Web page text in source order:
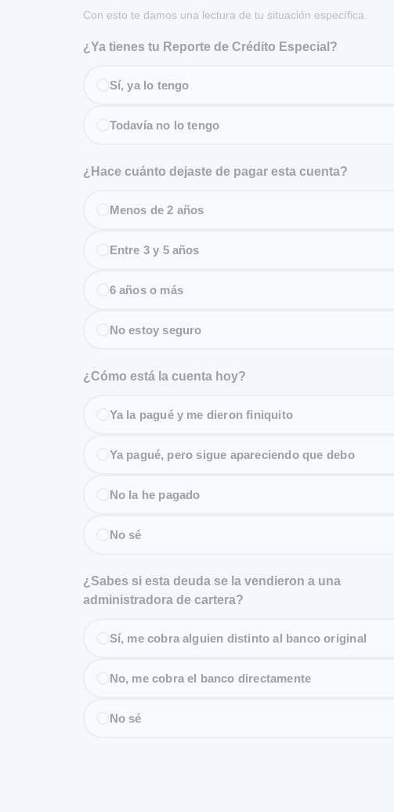
Con esto te damos una lectura de tu situación específica.
¿Ya tienes tu Reporte de Crédito Especial?
Sí, ya lo tengo
Todavía no lo tengo
¿Hace cuánto dejaste de pagar esta cuenta?
Menos de 2 años
Entre 3 y 5 años
6 años o más
No estoy seguro
¿Cómo está la cuenta hoy?
Ya la pagué y me dieron finiquito
Ya pagué, pero sigue apareciendo que debo
No la he pagado
No sé
¿Sabes si esta deuda se la vendieron a una
administradora de cartera?
Sí, me cobra alguien distinto al banco original
No, me cobra el banco directamente
No sé